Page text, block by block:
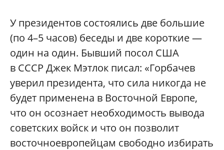
У президентов состоялись две большие
(по 4–5 часов) беседы и две короткие —
один на один. Бывший посол США
в СССР Джек Мэтлок писал: «Горбачев
уверил президента, что сила никогда не
будет применена в Восточной Европе,
что он осознает необходимость вывода
советских войск и что он позволит
восточноевропейцам свободно избирать